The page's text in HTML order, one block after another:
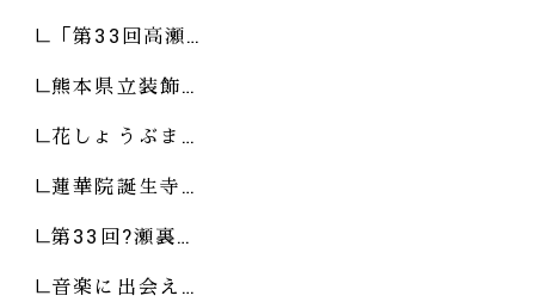
「第33回高瀬…
熊本県立装飾…
花しょうぶま…
蓮華院誕生寺…
第33回?瀬裏…
音楽に出会え…